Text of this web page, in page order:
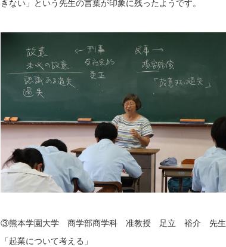
③熊本学園大学 商学部商学科 准教授 足立 裕介 先生
「起業について考える」